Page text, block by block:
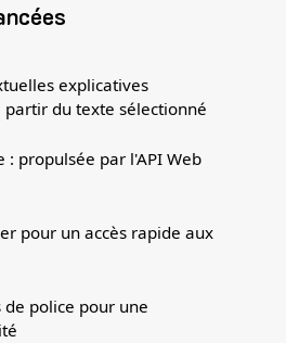
explicatives
du texte sélectionné
: propulsée par l'API Web
pour un accès rapide aux
police pour une